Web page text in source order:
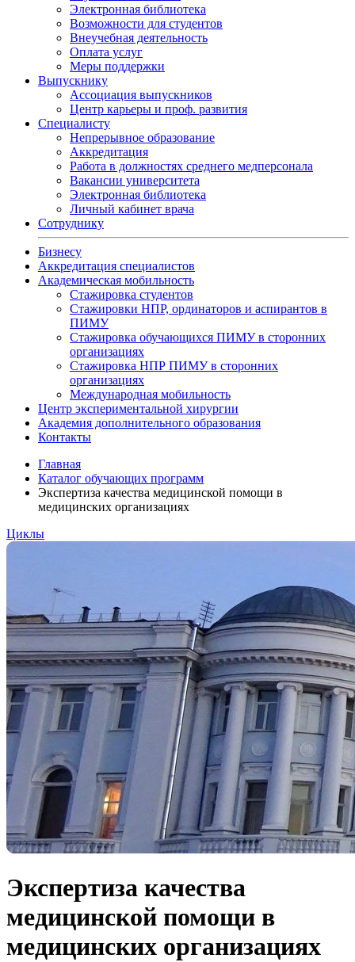
Электронная библиотека
Возможности для студентов
Внеучебная деятельность
Оплата услуг
Меры поддержки
Выпускнику
Ассоциация выпускников
Центр карьеры и проф. развития
Специалисту
Непрерывное образование
Аккредитация
Работа в должностях среднего медперсонала
Вакансии университета
Электронная библиотека
Личный кабинет врача
Сотруднику
Бизнесу
Аккредитация специалистов
Академическая мобильность
Стажировка студентов
Стажировки НПР, ординаторов и аспирантов в
ПИМУ
Стажировка обучающихся ПИМУ в сторонних
организациях
Стажировка НПР ПИМУ в сторонних
организациях
Международная мобильность
Центр экспериментальной хирургии
Академия дополнительного образования
Контакты
Главная
Каталог обучающих программ
Экспертиза качества медицинской помощи в
медицинских организациях
Циклы
Экспертиза качества
медицинской помощи в
медицинских организациях